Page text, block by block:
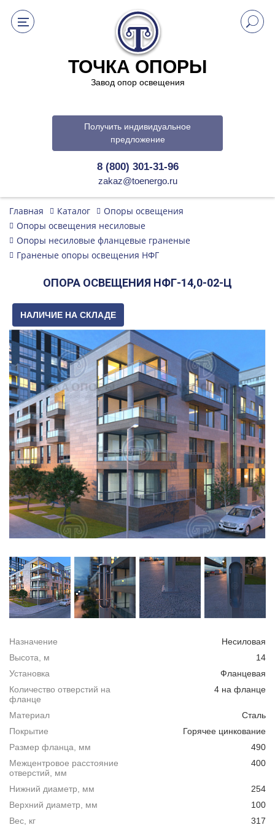
ТОЧКА ОПОРЫ
Завод опор освещения
Получить индивидуальное
предложение
8 (800) 301-31-96
zakaz@toenergo.ru
Главная Каталог
Опоры освещения
Опоры освещения несиловые
Опоры несиловые фланцевые граненые
Граненые опоры освещения НФГ
ОПОРА ОСВЕЩЕНИЯ НФГ-14,0-02-Ц
НАЛИЧИЕ НА СКЛАДЕ
Назначение
Несиловая
Высота, м
14
Установка
Фланцевая
Количество отверстий на
фланце
4 на фланце
Материал
Сталь
Покрытие
Горячее цинкование
Размер фланца, мм
490
Межцентровое расстояние
отверстий, мм
400
Нижний диаметр, мм
254
Верхний диаметр, мм
100
Вес, кг
317